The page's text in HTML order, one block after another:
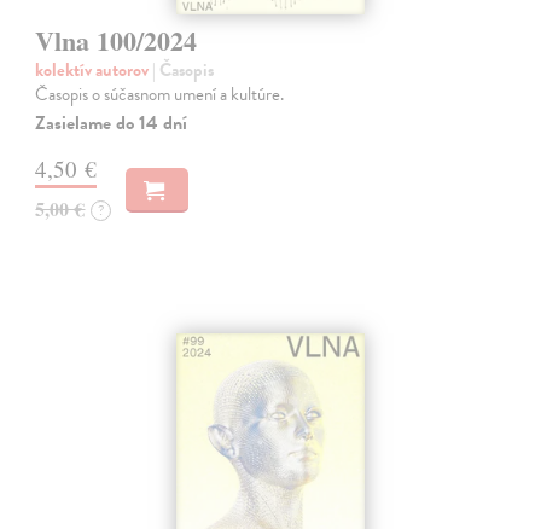
Vlna 100/2024
kolektív autorov| Časopis
Časopis o súčasnom umení a kultúre.
Zasielame do 14 dní
4,50 €
5,00 € ?